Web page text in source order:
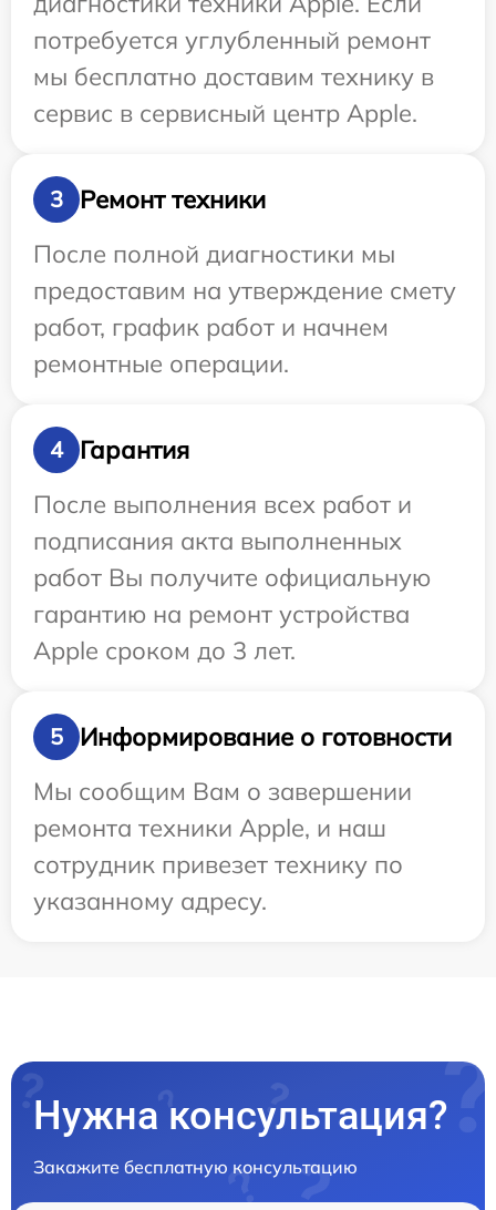
потребуется углубленный ремонт
мы бесплатно доставим технику в
сервис в сервисный центр Apple.
3
Ремонт техники
После полной диагностики мы
предоставим на утверждение смету
работ, график работ и начнем
ремонтные операции.
4
Гарантия
После выполнения всех работ и
подписания акта выполненных
работ Вы получите официальную
гарантию на ремонт устройства
Apple сроком до 3 лет.
5
Информирование о готовности
Мы сообщим Вам о завершении
ремонта техники Apple, и наш
сотрудник привезет технику по
указанному адресу.
Нужна консультация?
Закажите бесплатную консультацию